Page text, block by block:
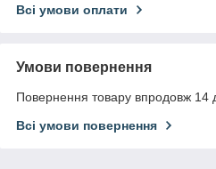
Всі умови оплати
Умови повернення
Повернення товару впродовж 14
Всі умови повернення